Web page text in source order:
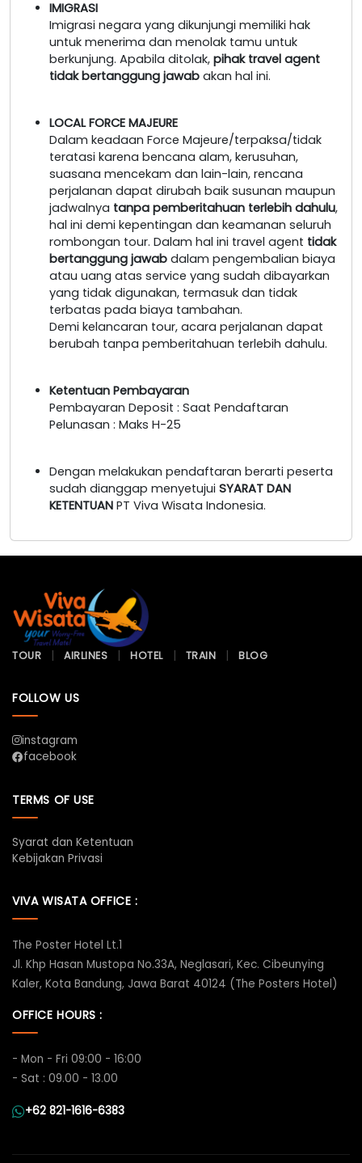
IMIGRASI
Imigrasi negara yang dikunjungi memiliki hak
untuk menerima dan menolak tamu untuk
berkunjung. Apabila ditolak, pihak travel agent
tidak bertanggung jawab akan hal ini.
LOCAL FORCE MAJEURE
Dalam keadaan Force Majeure/terpaksa/tidak
teratasi karena bencana alam, kerusuhan,
suasana mencekam dan lain-lain, rencana
perjalanan dapat dirubah baik susunan maupun
jadwalnya tanpa pemberitahuan terlebih dahulu,
hal ini demi kepentingan dan keamanan seluruh
rombongan tour. Dalam hal ini travel agent tidak
bertanggung jawab dalam pengembalian biaya
atau uang atas service yang sudah dibayarkan
yang tidak digunakan, termasuk dan tidak
terbatas pada biaya tambahan.
Demi kelancaran tour, acara perjalanan dapat
berubah tanpa pemberitahuan terlebih dahulu.
Ketentuan Pembayaran
Pembayaran Deposit : Saat Pendaftaran
Pelunasan : Maks H-25
Dengan melakukan pendaftaran berarti peserta
sudah dianggap menyetujui SYARAT DAN
KETENTUAN PT Viva Wisata Indonesia.
TOUR AIRLINES HOTEL TRAIN BLOG
FOLLOW US
instagram
facebook
TERMS OF USE
Syarat dan Ketentuan
Kebijakan Privasi
VIVA WISATA OFFICE :
The Poster Hotel Lt.1
Jl. Khp Hasan Mustopa No.33A, Neglasari, Kec. Cibeunying
Kaler, Kota Bandung, Jawa Barat 40124 (The Posters Hotel)
OFFICE HOURS :
- Mon - Fri 09:00 - 16:00
- Sat : 09.00 - 13.00
+62 821-1616-6383